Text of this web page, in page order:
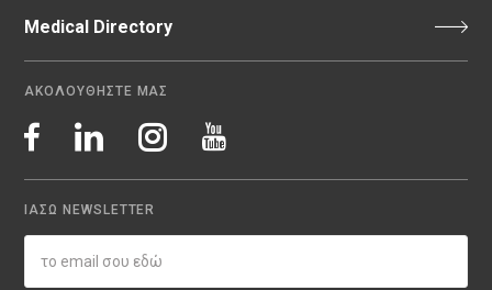
Medical Directory
ΑΚΟΛΟΥΘΗΣΤΕ ΜΑΣ
ΙΑΣΩ NEWSLETTER